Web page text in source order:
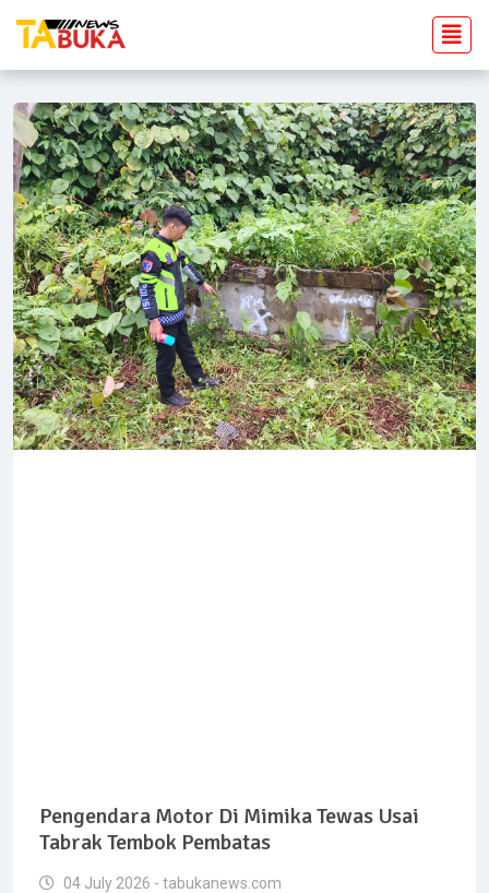
Pengendara Motor Di Mimika Tewas Usai
Tabrak Tembok Pembatas
04 July 2026 - tabukanews.com